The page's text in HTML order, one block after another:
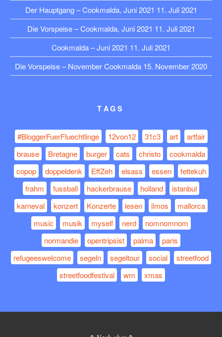
Der Hauptgang – Cookmalda, Juni 2021 11. Juli 2021
Die Vorspeise – Cookmalda, Juni 2021 11. Juli 2021
Cookmalda – Juni 2021 11. Juli 2021
Die Vorspeise – November Cookmalda 15. November 2020
TAGS
#BloggerFuerFluechtlinge 12von12 31c3 art
artfair
brause
Bretagne burger cats christo
cookmalda
copop
doppeldenk EffZeh elsass essen
fettekuh
frahm
fussball hackerbrause holland
istanbul
karneval
konzert Konzerte lesen limos
mallorca
music
musik myself nerd
nomnomnom
normandie
opentripsist palma
paris
refugeeswelcome
segeln segeltour social
streetfood
streetfoodfestival
wm xmas